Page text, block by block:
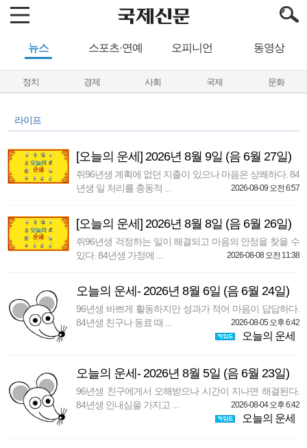
뉴스 스포츠·연예 오피니언 동영상
정치 경제 사회 국제 문화
라이프
[오늘의 운세] 2026년 8월 9일 (음 6월 27일)
쥐96년생 계획에 없던 지출이 있으나 마음은 상쾌하다. 84
년생 일 처리를 충동적 ...
2026-08-09 오전 6:57
[오늘의 운세] 2026년 8월 8일 (음 6월 26일)
쥐96년생 걱정하는 일이 해결되고 마음의 안정을 찾을 수
있다. 84년생 가정에 ...
2026-08-08 오전 11:38
오늘의 운세- 2026년 8월 6일 (음 6월 24일)
96년생 바쁘게 활동하지만 성과가 적어 마음이 답답하다.
84년생 친구나 동료 때 ...
2026-08-05 오후 6:42
오늘의 운세
오늘의 운세- 2026년 8월 5일 (음 6월 23일)
96년생 친구에게서 오해받으나 시간이 지나면 해결된다.
84년생 인내심을 가지고 ...
2026-08-04 오후 6:42
오늘의 운세